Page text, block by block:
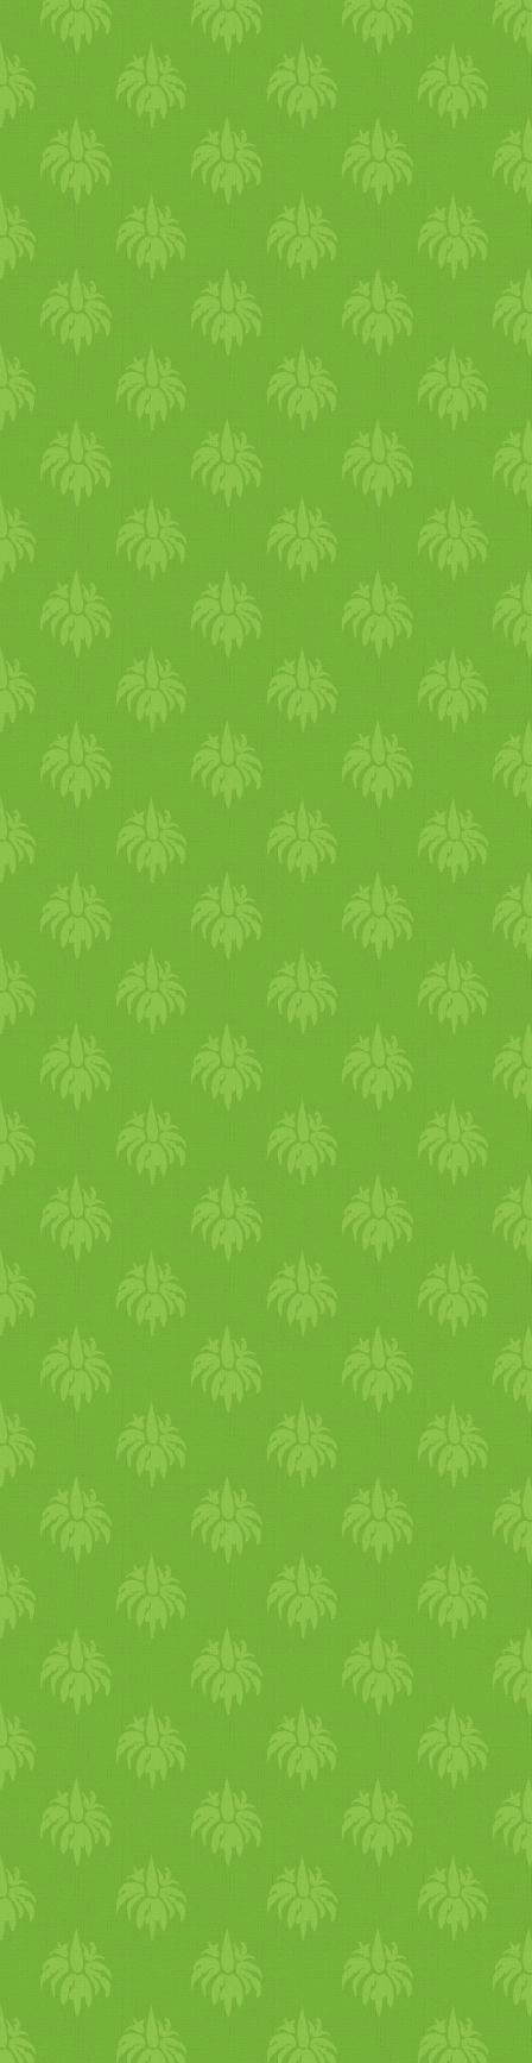
www.eljharmoniaban.hu/­­
tisztitas Ha szeretnél az
Egészséges és tudatos
táplálkozásról többet tudni,
szeretettel várlak Egészséges
táplálkozás és
főzőtanfolyamomra.
www.eljharmoniaban.hu/­­
tudatos-taplalkozas Jó
étvágyat kívánok:)
KAti #tisztítókúra #tavasz
#recept #gluténmentes
#édesség #muffin #vegán
#vegetáriánus #tojásmentes
#éljharmóniában
#tisztítóétrend